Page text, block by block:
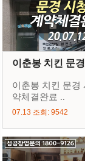
이춘봉 치킨 문
이춘봉 치킨 문경
약체결완료 ..
07.13 조회: 9542